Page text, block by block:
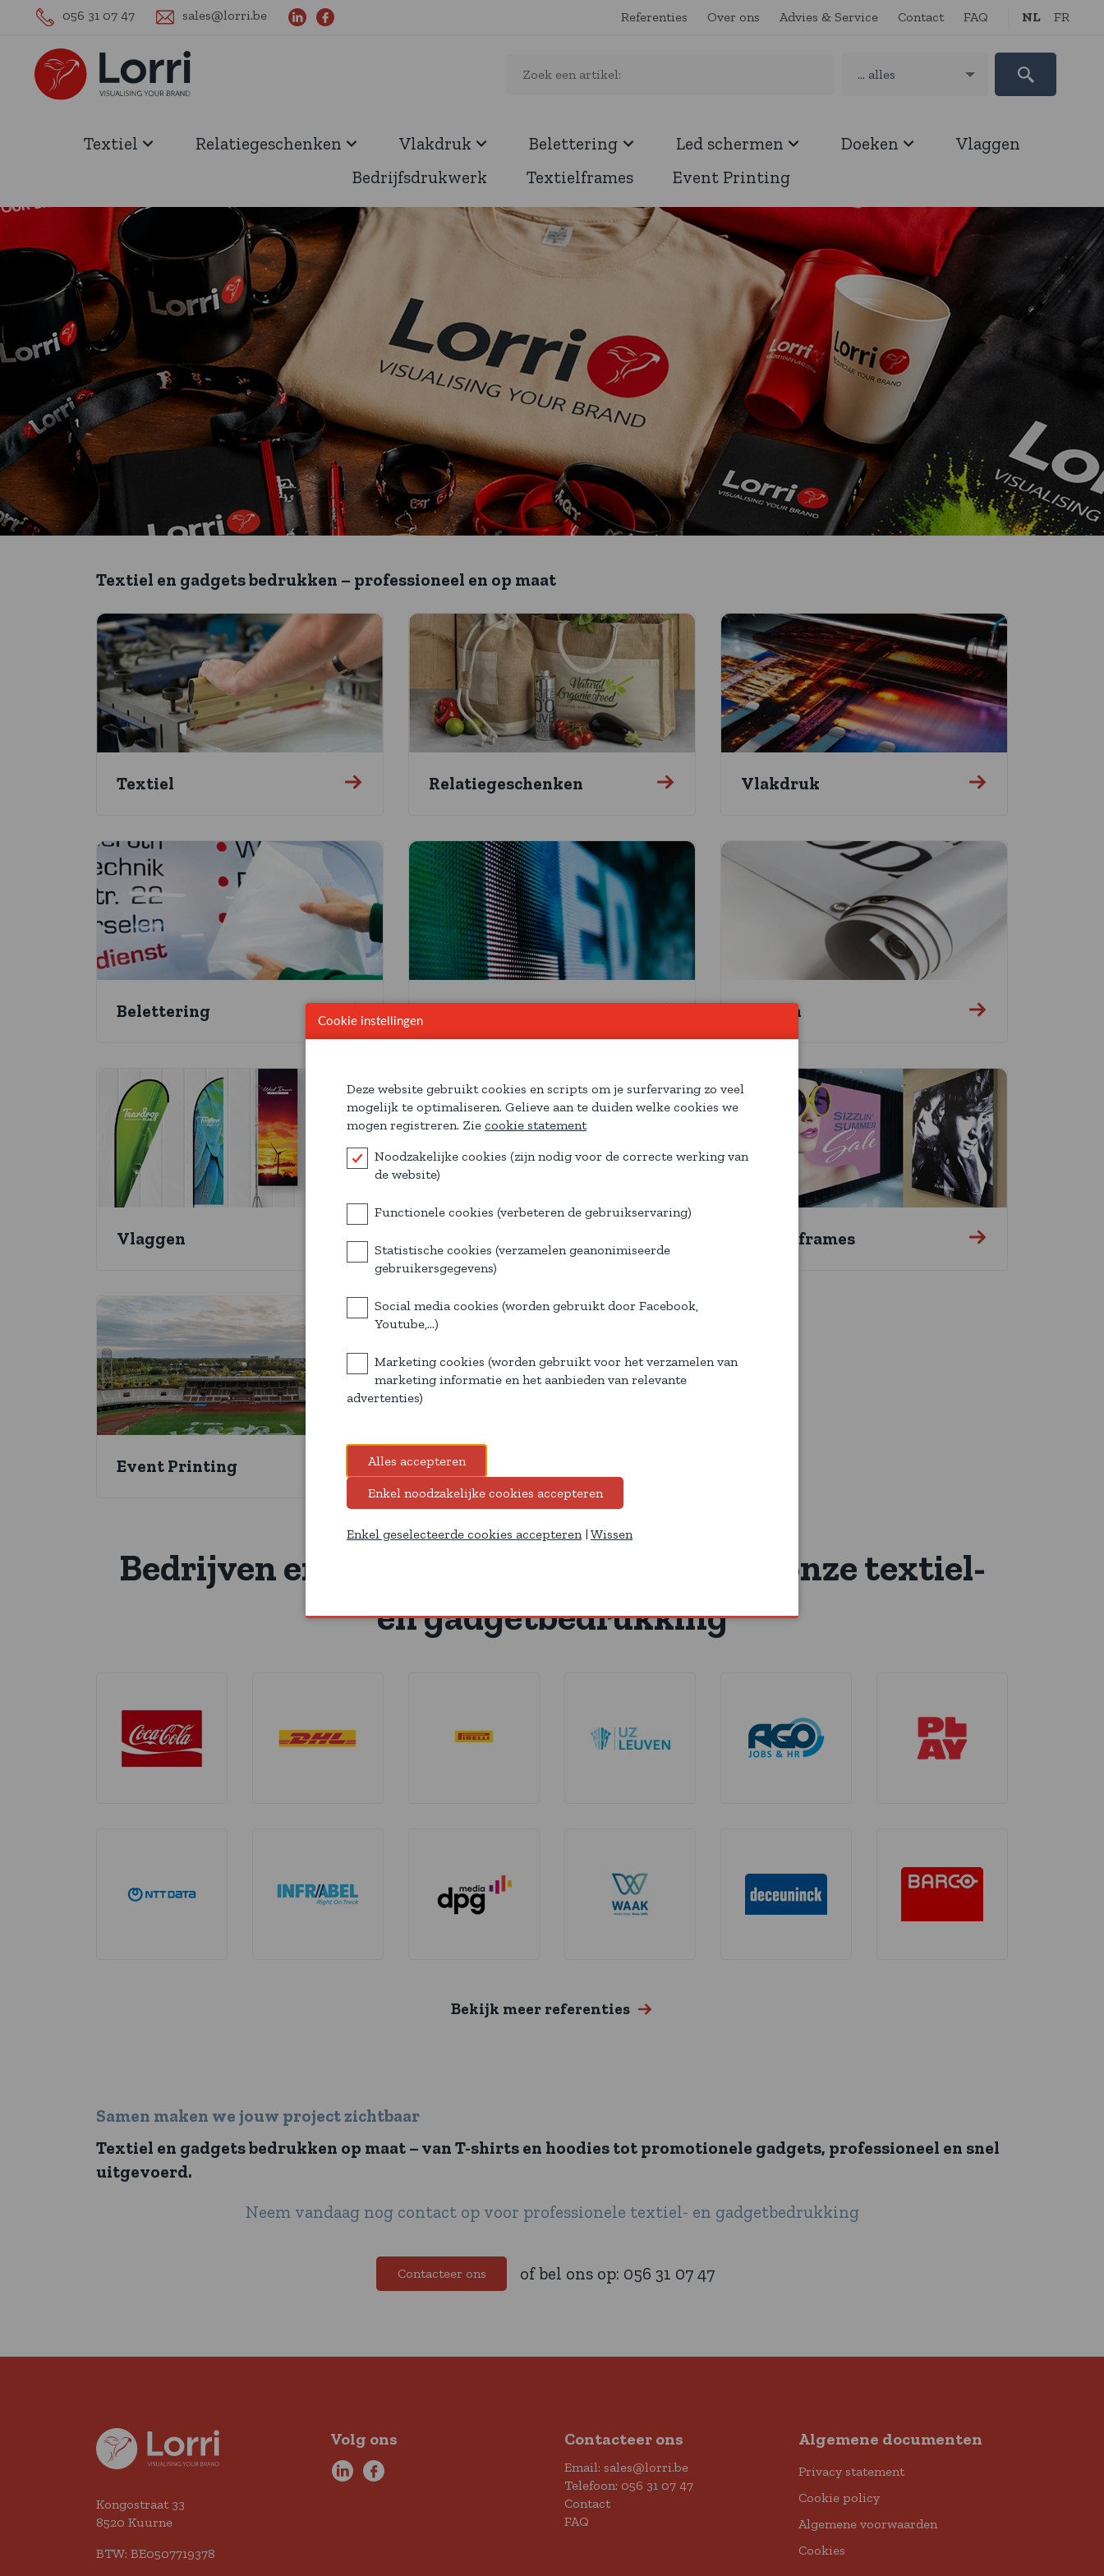
056 31 07 47 sales@lorri.be Referenties Over ons Advies & Service Contact FAQ NL FR
Textiel Relatiegeschenken Vlakdruk Belettering Led schermen Doeken
Vlaggen
Bedrijfsdrukwerk
Textielframes Event Printing
Textiel en gadgets bedrukken – professioneel en op maat
Textiel Relatiegeschenken Vlakdruk
Belettering Doeken
Vlaggen Textielframes
Event Printing
Bedrijven en organisaties die kozen voor onze textiel-
en gadgetbedrukking
Bekijk meer referenties
Samen maken we jouw project zichtbaar
Textiel en gadgets bedrukken op maat – van T-shirts en hoodies tot promotionele gadgets, professioneel en snel
uitgevoerd.
Neem vandaag nog contact op voor professionele textiel- en gadgetbedrukking
Contacteer ons of bel ons op: 056 31 07 47
Kongostraat 33
8520 Kuurne
BTW: BE0507719378
Volg ons Contacteer ons
Email: sales@lorri.be
Telefoon: 056 31 07 47
Contact
FAQ
Algemene documenten
Privacy statement
Cookie policy
Algemene voorwaarden
Cookies
Cookie instellingen
Deze website gebruikt cookies en scripts om je surfervaring zo veel
mogelijk te optimaliseren. Gelieve aan te duiden welke cookies we
mogen registreren. Zie cookie statement
Noodzakelijke cookies (zijn nodig voor de correcte werking van
de website)
Functionele cookies (verbeteren de gebruikservaring)
Statistische cookies (verzamelen geanonimiseerde
gebruikersgegevens)
Social media cookies (worden gebruikt door Facebook,
Youtube,...)
Marketing cookies (worden gebruikt voor het verzamelen van
marketing informatie en het aanbieden van relevante
advertenties)
Enkel geselecteerde cookies accepteren| Wissen